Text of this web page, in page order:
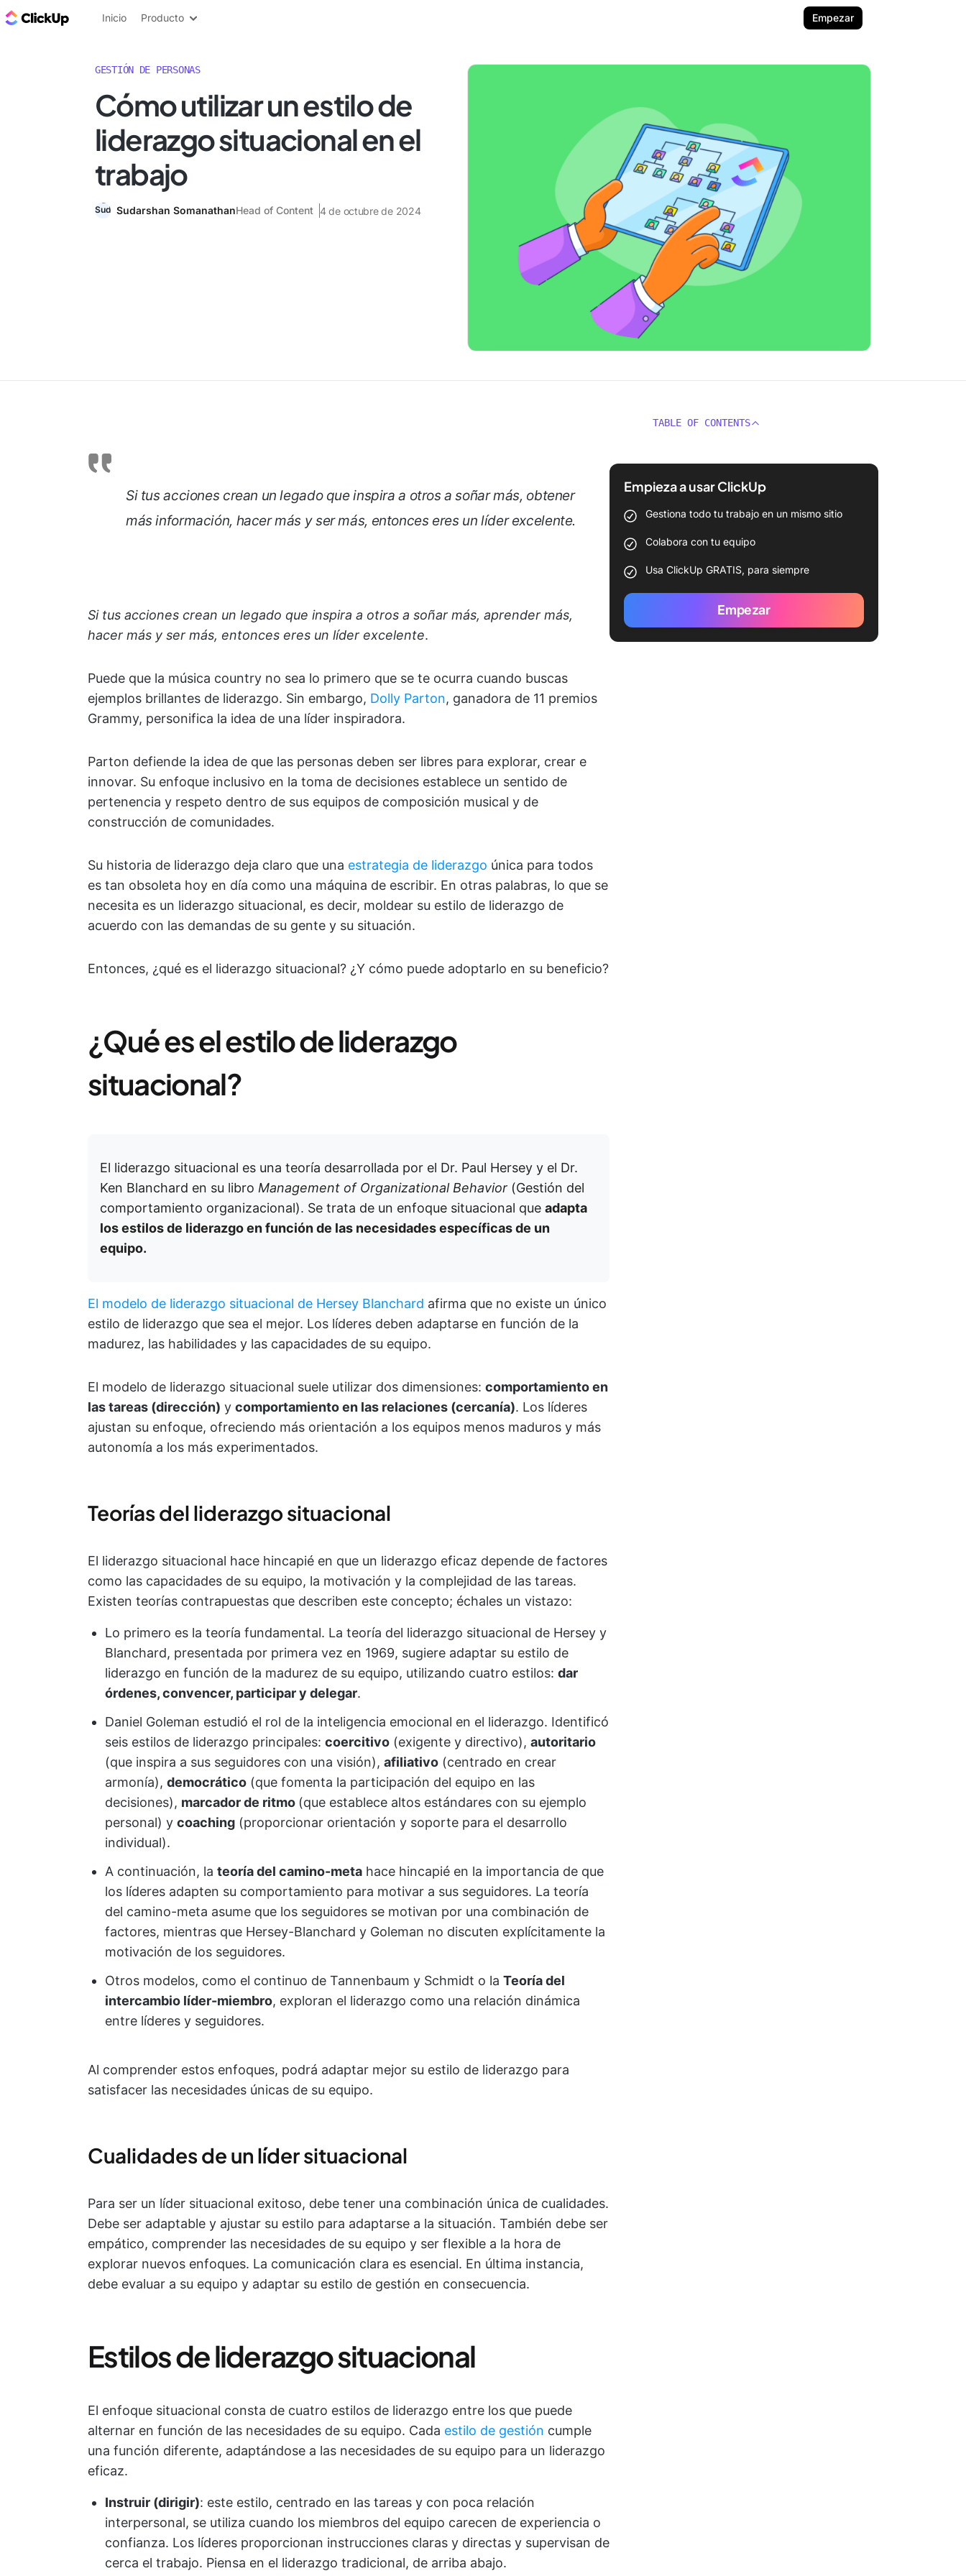
ClickUp Blog
Inicio Producto Empezar
GESTIÓN DE PERSONAS
Cómo utilizar un estilo de
liderazgo situacional en el
trabajo
Sudarshan SomanathanHead of Content 4 de octubre de 2024
Si tus acciones crean un legado que inspira a otros a soñar más, obtener
más información, hacer más y ser más, entonces eres un líder excelente.
Si tus acciones crean un legado que inspira a otros a soñar más, aprender más,
hacer más y ser más, entonces eres un líder excelente.
Puede que la música country no sea lo primero que se te ocurra cuando buscas
ejemplos brillantes de liderazgo. Sin embargo, Dolly Parton, ganadora de 11 premios
Grammy, personifica la idea de una líder inspiradora.
Parton defiende la idea de que las personas deben ser libres para explorar, crear e
innovar. Su enfoque inclusivo en la toma de decisiones establece un sentido de
pertenencia y respeto dentro de sus equipos de composición musical y de
construcción de comunidades.
Su historia de liderazgo deja claro que una estrategia de liderazgo única para todos
es tan obsoleta hoy en día como una máquina de escribir. En otras palabras, lo que se
necesita es un liderazgo situacional, es decir, moldear su estilo de liderazgo de
acuerdo con las demandas de su gente y su situación.
Entonces, ¿qué es el liderazgo situacional? ¿Y cómo puede adoptarlo en su beneficio?
¿Qué es el estilo de liderazgo
situacional?
El liderazgo situacional es una teoría desarrollada por el Dr. Paul Hersey y el Dr.
Ken Blanchard en su libro Management of Organizational Behavior (Gestión del
comportamiento organizacional). Se trata de un enfoque situacional que adapta
los estilos de liderazgo en función de las necesidades específicas de un
equipo.
El modelo de liderazgo situacional de Hersey Blanchard afirma que no existe un único
estilo de liderazgo que sea el mejor. Los líderes deben adaptarse en función de la
madurez, las habilidades y las capacidades de su equipo.
El modelo de liderazgo situacional suele utilizar dos dimensiones: comportamiento en
las tareas (dirección) y comportamiento en las relaciones (cercanía). Los líderes
ajustan su enfoque, ofreciendo más orientación a los equipos menos maduros y más
autonomía a los más experimentados.
Teorías del liderazgo situacional
El liderazgo situacional hace hincapié en que un liderazgo eficaz depende de factores
como las capacidades de su equipo, la motivación y la complejidad de las tareas.
Existen teorías contrapuestas que describen este concepto; échales un vistazo:
Lo primero es la teoría fundamental. La teoría del liderazgo situacional de Hersey y
Blanchard, presentada por primera vez en 1969, sugiere adaptar su estilo de
liderazgo en función de la madurez de su equipo, utilizando cuatro estilos: dar
órdenes, convencer, participar y delegar.
Daniel Goleman estudió el rol de la inteligencia emocional en el liderazgo. Identificó
seis estilos de liderazgo principales: coercitivo (exigente y directivo), autoritario
(que inspira a sus seguidores con una visión), afiliativo (centrado en crear
armonía), democrático (que fomenta la participación del equipo en las
decisiones), marcador de ritmo (que establece altos estándares con su ejemplo
personal) y coaching (proporcionar orientación y soporte para el desarrollo
individual).
A continuación, la teoría del camino-meta hace hincapié en la importancia de que
los líderes adapten su comportamiento para motivar a sus seguidores. La teoría
del camino-meta asume que los seguidores se motivan por una combinación de
factores, mientras que Hersey-Blanchard y Goleman no discuten explícitamente la
motivación de los seguidores.
Otros modelos, como el continuo de Tannenbaum y Schmidt o la Teoría del
intercambio líder-miembro, exploran el liderazgo como una relación dinámica
entre líderes y seguidores.
Al comprender estos enfoques, podrá adaptar mejor su estilo de liderazgo para
satisfacer las necesidades únicas de su equipo.
Cualidades de un líder situacional
Para ser un líder situacional exitoso, debe tener una combinación única de cualidades.
Debe ser adaptable y ajustar su estilo para adaptarse a la situación. También debe ser
empático, comprender las necesidades de su equipo y ser flexible a la hora de
explorar nuevos enfoques. La comunicación clara es esencial. En última instancia,
debe evaluar a su equipo y adaptar su estilo de gestión en consecuencia.
Estilos de liderazgo situacional
El enfoque situacional consta de cuatro estilos de liderazgo entre los que puede
alternar en función de las necesidades de su equipo. Cada estilo de gestión cumple
una función diferente, adaptándose a las necesidades de su equipo para un liderazgo
eficaz.
Instruir (dirigir): este estilo, centrado en las tareas y con poca relación
interpersonal, se utiliza cuando los miembros del equipo carecen de experiencia o
confianza. Los líderes proporcionan instrucciones claras y directas y supervisan de
cerca el trabajo. Piensa en el liderazgo tradicional, de arriba abajo.
TABLE OF CONTENTS
Empieza a usar ClickUp
Gestiona todo tu trabajo en un mismo sitio
Colabora con tu equipo
Usa ClickUp GRATIS, para siempre
Empezar